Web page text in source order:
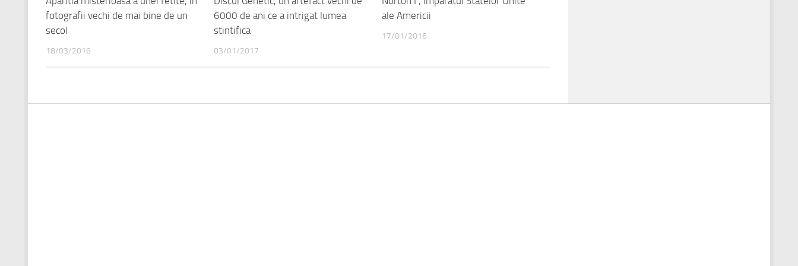
fotografii vechi de mai bine de un
secol
18/03/2016
6000 de ani ce a intrigat lumea
stintifica
03/01/2017
ale Americii
17/01/2016